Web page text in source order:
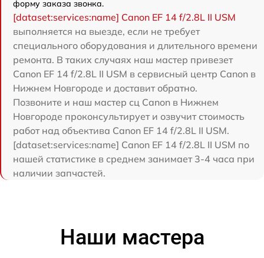
форму заказа звонка.
[dataset:services:name] Canon EF 14 f/2.8L II USM
выполняется на выезде, если не требует
специального оборудования и длительного времени
ремонта. В таких случаях наш мастер привезет
Canon EF 14 f/2.8L II USM в сервисный центр Canon в
Нижнем Новгороде и доставит обратно.
Позвоните и наш мастер сц Canon в Нижнем
Новгороде проконсультирует и озвучит стоимость
работ над объектива Canon EF 14 f/2.8L II USM.
[dataset:services:name] Canon EF 14 f/2.8L II USM по
нашей статистике в среднем занимает 3-4 часа при
наличии запчастей.
Наши мастера